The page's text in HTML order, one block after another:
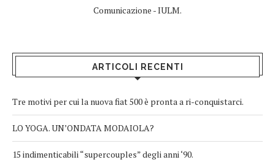
Comunicazione - IULM.
ARTICOLI RECENTI
Tre motivi per cui la nuova fiat 500 è pronta a ri-conquistarci.
LO YOGA. UN’ONDATA MODAIOLA?
15 indimenticabili “supercouples” degli anni ‘90.